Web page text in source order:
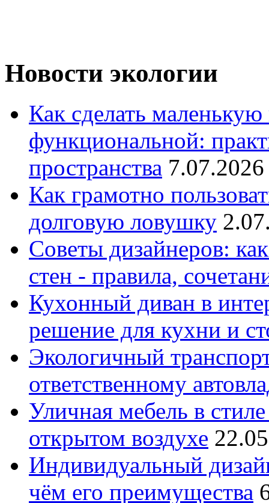
Новости экологии
Как сделать
функциональной:
пространства
Как грамотно
долговую ловушку
Советы дизайнеров:
стен - правила,
Кухонный диван в
решение для кухни и
Экологичный
ответственному
Уличная мебель в
открытом воздухе
Индивидуальный
чём его преимущества